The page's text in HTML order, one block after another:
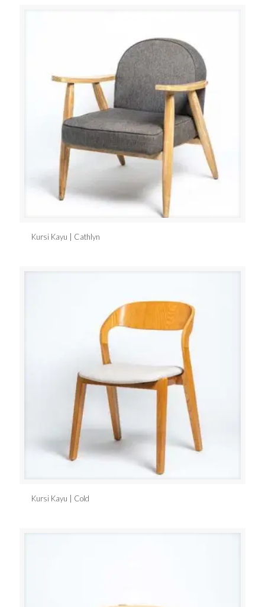
Kursi Kayu | Cathlyn
Kursi Kayu | Cold